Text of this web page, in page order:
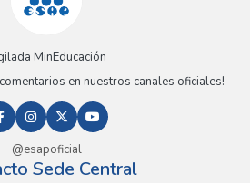
MinEducación
en nuestros canales oficiales!
@esapoficial
Sede Central